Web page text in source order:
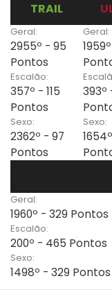
TRAIL
Geral:
2955º - 95
Pontos
Escalão:
357º - 115
Pontos
Sexo:
2362º - 97
Pontos
Geral:
393º
Sexo:
Geral:
1960º - 329 Pontos
Escalão:
200º - 465 Pontos
Sexo:
1498º - 329 Pontos